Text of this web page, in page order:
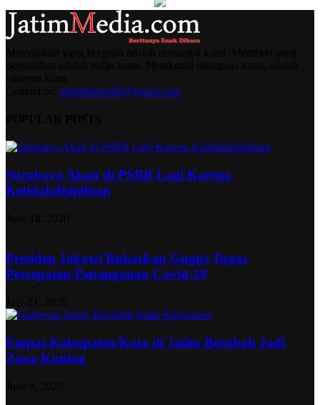
redjatimmedia@gmail.com
Surabaya Akan di PSBB Lagi Karena
Ketidakdisiplinan
Presiden Jokowi Bubarkan Gugus Tugas
Percepatan Penanganan Covid-19
Empat Kabupaten/Kota di Jatim Berubah Jadi
Zona Kuning